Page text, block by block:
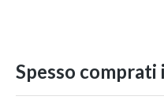
Spesso comprati